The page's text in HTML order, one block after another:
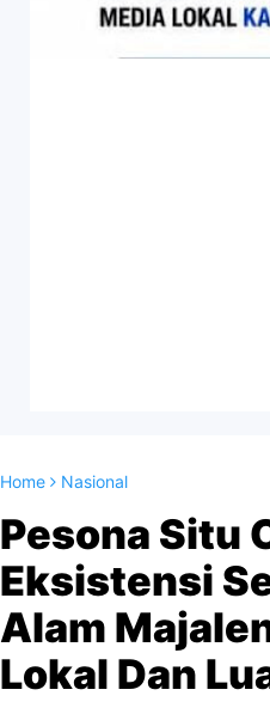
Home Nasional
Pesona Situ
Eksistensi
Alam
Lokal Dan